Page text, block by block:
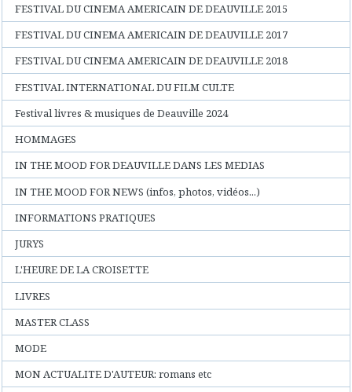
FESTIVAL DU CINEMA AMERICAIN DE DEAUVILLE 2015
FESTIVAL DU CINEMA AMERICAIN DE DEAUVILLE 2017
FESTIVAL DU CINEMA AMERICAIN DE DEAUVILLE 2018
FESTIVAL INTERNATIONAL DU FILM CULTE
Festival livres & musiques de Deauville 2024
HOMMAGES
IN THE MOOD FOR DEAUVILLE DANS LES MEDIAS
IN THE MOOD FOR NEWS (infos, photos, vidéos...)
INFORMATIONS PRATIQUES
JURYS
L'HEURE DE LA CROISETTE
LIVRES
MASTER CLASS
MODE
MON ACTUALITE D'AUTEUR: romans etc